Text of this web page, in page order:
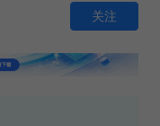
关注